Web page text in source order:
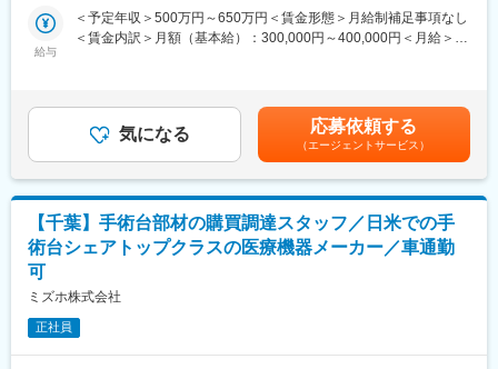
ながら、業務を行っていただきます。
※現在活躍されている方も、医療の知識・経験は全くない状況か
◇ 医療機関に特化した施工監理。診療を支える建築に深く関われ
当社は、病院・クリニック・介護施設など医療機関に特化した建
築・開業支援を行っています。
施工監理として、医療特有の条件等を踏まえた施設計画や工事管
理に携わることで、「医療サービスを止めない建築」を支える役
割を担うことができます。
◇ 内勤メインで、医療施設づくりの“上流”に専念できる施工監理
案、関係各所との調整など、計画・監理業務が中心です。
実際の施工は信頼関係のある職長や協力会社が担当し、施工監理
としては指示・確認・進行管理に集中できる体制を整えていま
す。
院に納入している医療機器類（手術台とその周辺機器類）の定期
検査や修理に携わっていただきます。
■機器類の設置作業補助
■関連事務（作業報告書、見積書･請求明細書作成、顧客管理、電
話・来客応対等）
【OJT研修】
■入社後約3ヶ月間程度は、トレーニング専用施設で入社研修を実
■納入先の病院への修理や点検に同行し、手術室への入室から書類
給与
＜予定年収＞500万円～650万円＜賃金形態＞月給制補足事項なし
＜賃金内訳＞月額（基本給）：300,000円～400,000円＜月給＞
考を通じて上下する可能性があります。・業績加算賞与の制度が
あり、年収は平均的な加算賞与を含みます・事務所内勤時の残業
代は別途支給賃金はあくまでも目安の金額であり、選考を通じて
上下する可能性があります。月給(月額)は固定手当を含めた表記で
す。
気になる 応募依頼する
（エージェントサービス）
【千葉】手術台部材の購買調達スタッフ／日米での手
術台シェアトップクラスの医療機器メーカー／車通勤
可
ミズホ株式会社
正社員